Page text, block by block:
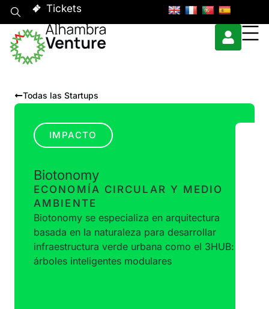
Tickets
Todas las Startups
IMPACTO
Biotonomy
ECONOMÍA CIRCULAR Y MEDIO
AMBIENTE
Biotonomy se especializa en arquitectura
basada en la naturaleza para desarrollar
infraestructura verde urbana como el 3HUB:
árboles inteligentes modulares